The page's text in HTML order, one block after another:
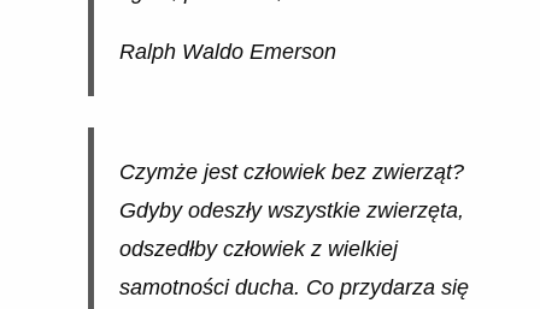
Ralph Waldo Emerson
Czymże jest człowiek bez zwierząt?
Gdyby odeszły wszystkie zwierzęta,
odszedłby człowiek z wielkiej
samotności ducha. Co przydarza się